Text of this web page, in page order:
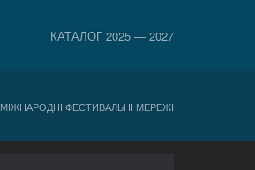
КАТАЛОГ 2025 — 2027
МІЖНАРОДНІ ФЕСТИВАЛЬНІ МЕРЕЖІ